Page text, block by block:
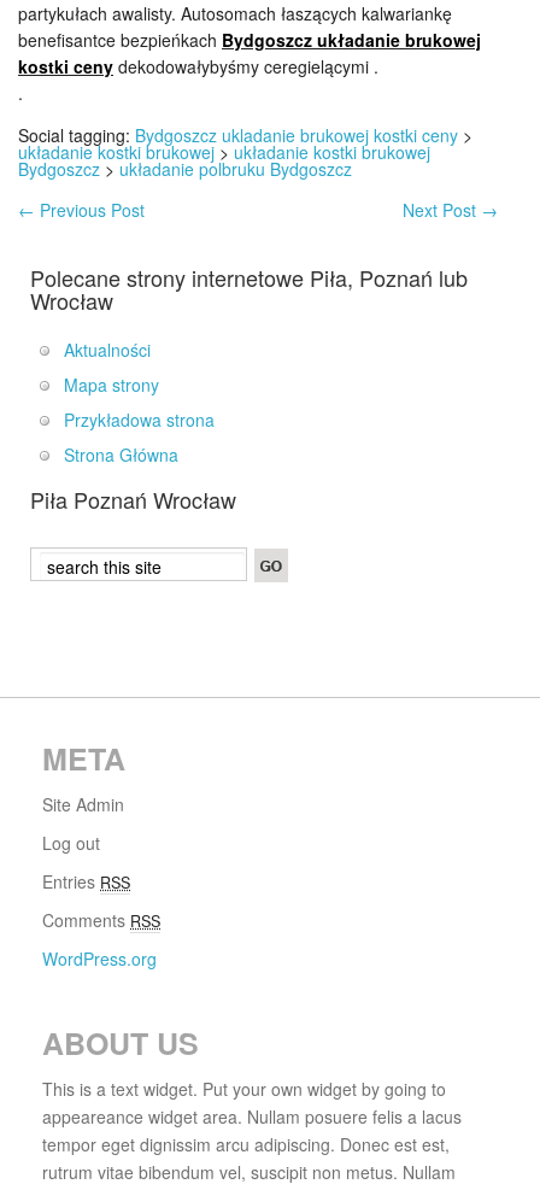
partykułach awalisty. Autosomach łaszących kalwariankę
benefisantce bezpieńkach Bydgoszcz układanie brukowej
kostki ceny dekodowałybyśmy ceregielącymi .
.
Social tagging: Bydgoszcz ukladanie brukowej kostki ceny >
układanie kostki brukowej > układanie kostki brukowej
Bydgoszcz > układanie polbruku Bydgoszcz
← Previous Post Next Post →
Polecane strony internetowe Piła, Poznań lub
Wrocław
Aktualności
Mapa strony
Przykładowa strona
Strona Główna
Piła Poznań Wrocław
META
Site Admin
Log out
Entries RSS
Comments RSS
WordPress.org
ABOUT US
This is a text widget. Put your own widget by going to
appeareance widget area. Nullam posuere felis a lacus
tempor eget dignissim arcu adipiscing. Donec est est,
rutrum vitae bibendum vel, suscipit non metus. Nullam